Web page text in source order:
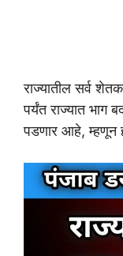
राज्यातील सर्व
पर्यंत राज्यात
पडणार आहे, म्हणून